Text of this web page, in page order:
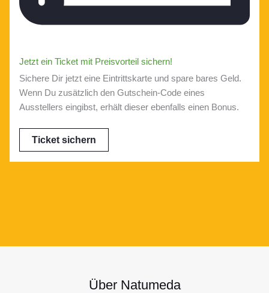
Jetzt ein Ticket mit Preisvorteil sichern!
Sichere Dir jetzt eine Eintrittskarte und spare bares Geld.
Wenn Du zusätzlich den Gutschein-Code eines
Ausstellers eingibst, erhält dieser ebenfalls einen Bonus.
Ticket sichern
Über Natumeda